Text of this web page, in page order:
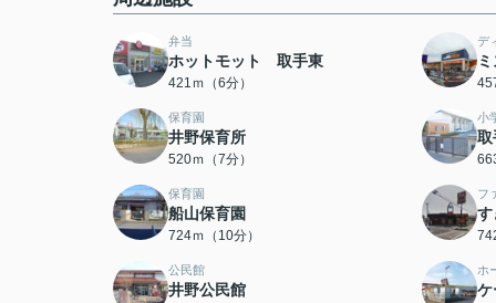
弁当
ホットモット 取手東
421ｍ（6分）
デ
保育園
井野保育所
520ｍ（7分）
小
取
保育園
船山保育園
724ｍ（10分）
フ
公民館
井野公民館
ホ
ケ